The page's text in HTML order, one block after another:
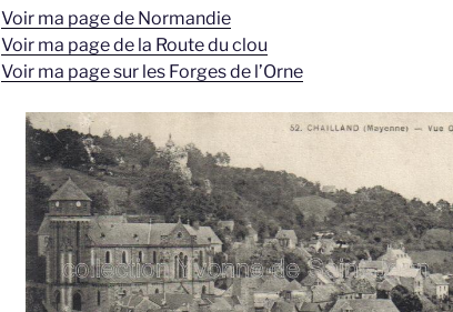
Voir ma page de Normandie
Voir ma page de la Route du clou
Voir ma page sur les Forges de l’Orne